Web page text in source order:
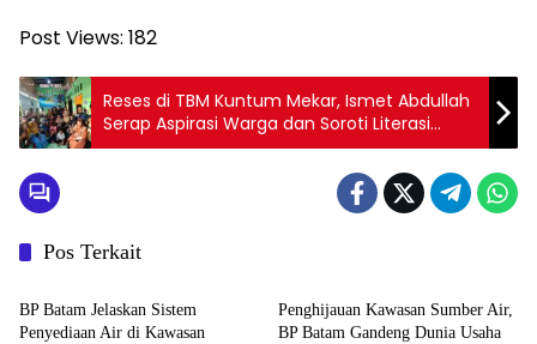
Post Views: 182
Reses di TBM Kuntum Mekar, Ismet Abdullah
Serap Aspirasi Warga dan Soroti Literasi
hingga Status Lahan
Pos Terkait
Batam
BP Batam Jelaskan Sistem
Penyediaan Air di Kawasan
Penghijauan Kawasan Sumber Air,
BP Batam Gandeng Dunia Usaha